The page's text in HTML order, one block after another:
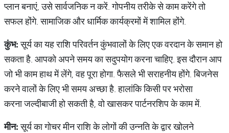
प्लान बनाएं, उसे सार्वजनिक न करें. गोपनीय तरीके से काम करेंगे तो
सफल होंगे. सामाजिक और धार्मिक कार्यक्रमों में शामिल होंगे.
कुंभ:सूर्य का यह राशि परिवर्तन कुंभवालों के लिए एक वरदान के समान हो
सकता है. आपको अपने समय का सदुपयोग करना चाहिए. इस दौरान आप
जो भी काम हाथ में लेंगे, वह पूरा होगा. फैसले भी सराहनीय होंगे. बिजनेस
करने वालों के लिए भी समय अच्छा है. हालांकि किसी पर भरोसा
करना जल्दीबाजी हो सकती है, वो खासकर पार्टनरशिप के काम में.
मीन:सूर्य का गोचर मीन राशि के लोगों की उन्नति के द्वार खोलने